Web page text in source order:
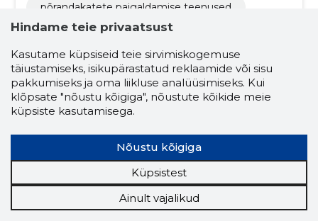
põrandakatete paigaldamise teenused
liimivaba parkett
liimitav parkett
puitpõrandate lihvimine ja viimistlus
5.0
SPIRALTUBE OÜ
Neutraalne
2520
Töötajaid: 2
Hindame teie privaatsust
Kasutame küpsiseid teie sirvimiskogemuse
täiustamiseks, isikupärastatud reklaamide või sisu
pakkumiseks ja oma liikluse analüüsimiseks. Kui
klõpsate "nõustu kõigiga", nõustute kõikide meie
küpsiste kasutamisega.
Nõustu kõigiga
Küpsistest
Ainult vajalikud